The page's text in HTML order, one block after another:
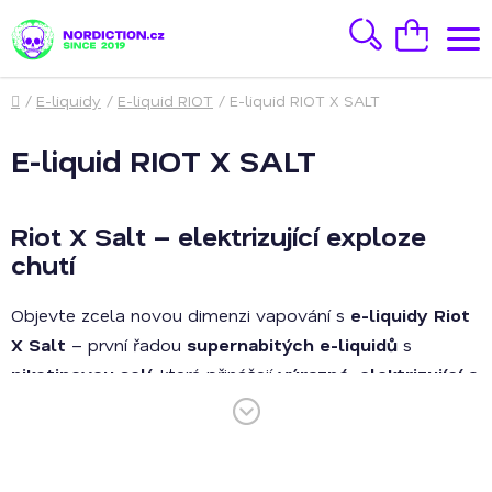
na
obsah
HledatNákupní
košík
Domů
/ E-liquidy / E-liquid RIOT / E-liquid RIOT X SALT
E-liquid RIOT X SALT
Riot X Salt – elektrizující exploze
chutí
Objevte zcela novou dimenzi vapování s e-liquidy Riot
X Salt – první řadou supernabitých e-liquidů s
nikotinovou solí, které přinášejívýrazné, elektrizující a
. Každá příchuť z této prémiové